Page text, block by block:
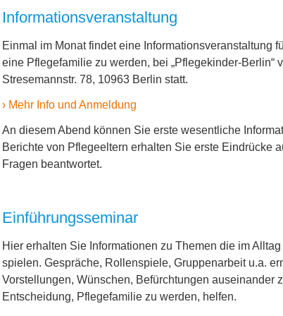
Informationsveranstaltung
Einmal im Monat findet eine Informationsveranstaltung
eine Pflegefamilie zu werden, bei „Pflegekinder-Berlin“
Stresemannstr. 78, 10963 Berlin statt.
› Mehr Info und Anmeldung
An diesem Abend können Sie erste wesentliche
Berichte von Pflegeeltern erhalten Sie erste Eindrücke
Fragen beantwortet.
Einführungsseminar
Hier erhalten Sie Informationen zu Themen die im
spielen. Gespräche, Rollenspiele, Gruppenarbeit u.a.
Vorstellungen, Wünschen, Befürchtungen auseinander
Entscheidung, Pflegefamilie zu werden, helfen.